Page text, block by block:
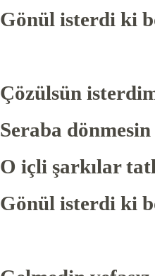
Gönül isterdi
Çözülsün
Seraba
O içli
Gönül isterdi